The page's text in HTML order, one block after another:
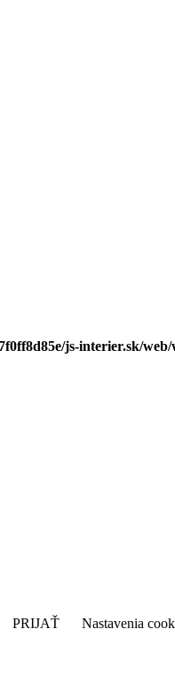
js-interier.sk/
PRIJAŤ Nastavenia